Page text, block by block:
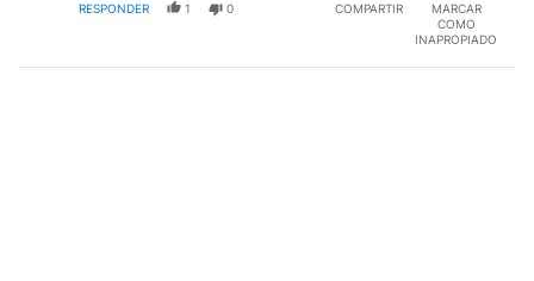
RESPONDER 1 0 COMPARTIR
MARCAR
COMO
INAPROPIADO